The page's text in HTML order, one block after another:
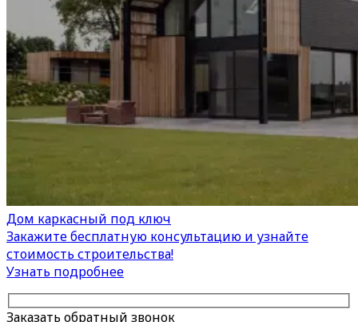
Дом каркасный под ключ
Закажите бесплатную консультацию и узнайте
стоимость строительства!
Узнать подробнее
Заказать обратный звонок